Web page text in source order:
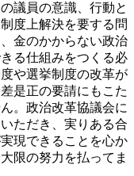
議員の意識、行動と
度上解決を要する問
金のかからない政治
る仕組みをつくる必
や選挙制度の改革が
是正の要請にもこた
。政治改革協議会に
ただき、実りある合
現できることを心か
限の努力を払ってま